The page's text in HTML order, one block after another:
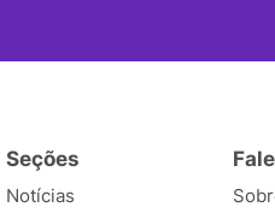
Seções
Notícias